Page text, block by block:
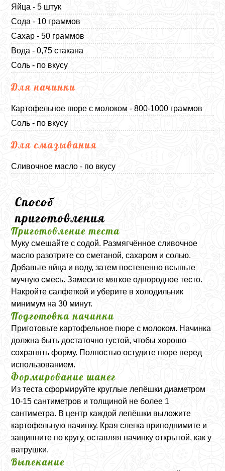
Яйца - 5 штук
Сода - 10 граммов
Сахар - 50 граммов
Вода - 0,75 стакана
Соль - по вкусу
Для начинки
Картофельное пюре с молоком - 800-1000 граммов
Соль - по вкусу
Для смазывания
Сливочное масло - по вкусу
Способ
приготовления
Приготовление теста
Муку смешайте с содой. Размягчённое сливочное
масло разотрите со сметаной, сахаром и солью.
Добавьте яйца и воду, затем постепенно всыпьте
мучную смесь. Замесите мягкое однородное тесто.
Накройте салфеткой и уберите в холодильник
минимум на 30 минут.
Подготовка начинки
Приготовьте картофельное пюре с молоком. Начинка
должна быть достаточно густой, чтобы хорошо
сохранять форму. Полностью остудите пюре перед
использованием.
Формирование шанег
Из теста сформируйте круглые лепёшки диаметром
10-15 сантиметров и толщиной не более 1
сантиметра. В центр каждой лепёшки выложите
картофельную начинку. Края слегка приподнимите и
защипните по кругу, оставляя начинку открытой, как у
ватрушки.
Выпекание